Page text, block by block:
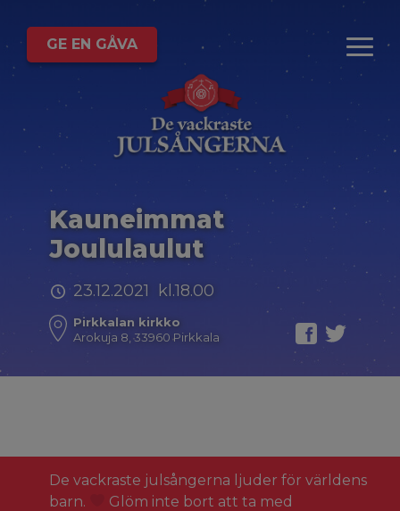
GE EN GÅVA
Kauneimmat
Joululaulut
23.12.2021 kl.18.00
Pirkkalan kirkko
Arokuja 8, 33960 Pirkkala
De vackraste julsångerna ljuder för världens
barn.
Glöm inte bort att ta med